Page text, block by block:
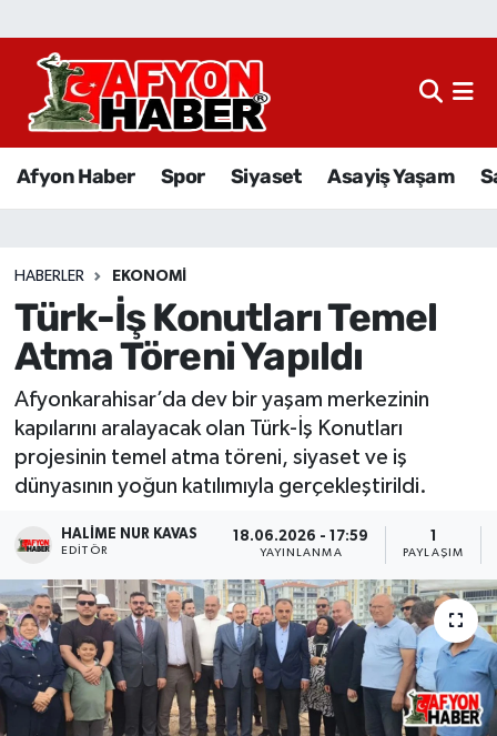
Afyon Haber Spor Siyaset Asayiş Yaşam
HABERLER EKONOMI
Türk-İş Konutları Temel
Atma Töreni Yapıldı
Afyonkarahisar’da dev bir yaşam merkezinin
kapılarını aralayacak olan Türk-İş Konutları
projesinin temel atma töreni, siyaset ve iş
dünyasının yoğun katılımıyla gerçekleştirildi.
HALIME NUR KAVAS
EDITÖR
18.06.2026 - 17:59
YAYINLANMA PAYLAŞIM
Afyon Haber
Sağlık
Eğitim
Sivil Toplum
Ekonomi
Magazin
Etkinlikler